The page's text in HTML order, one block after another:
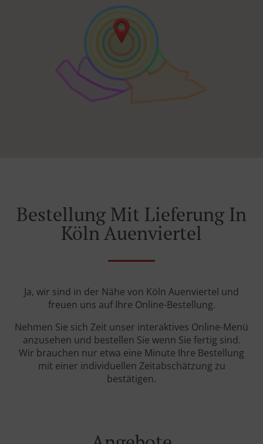
Bestellung Mit Lieferung In
Köln Auenviertel
Ja, wir sind in der Nähe von Köln Auenviertel und
freuen uns auf Ihre Online-Bestellung.
Nehmen Sie sich Zeit unser interaktives Online-Menü
anzusehen und bestellen Sie wenn Sie fertig sind.
Wir brauchen nur etwa eine Minute Ihre Bestellung
mit einer individuellen Zeitabschätzung zu
bestätigen.